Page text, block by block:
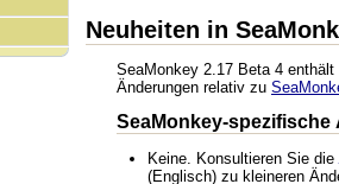
Neuheiten in
SeaMonkey 2.17 Beta 4 enthält
Änderungen relativ zu
SeaMonkey-spezifische
Keine. Konsultieren Sie die
(Englisch) zu kleineren